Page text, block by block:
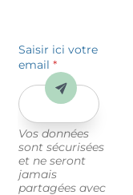
Saisir ici votre
email*
Vos données
sont sécurisées
et ne seront
jamais
partagées avec
Envoyer